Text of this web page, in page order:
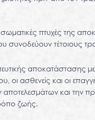
σωματικές πτυχές της
συνοδεύουν τέτοιους
αποκατάστασης
ασθενείς και οι
αποτελεσμάτων και την
ζωής.